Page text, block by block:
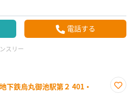
電話する
スリー
鉄烏丸御池駅第２ 401・